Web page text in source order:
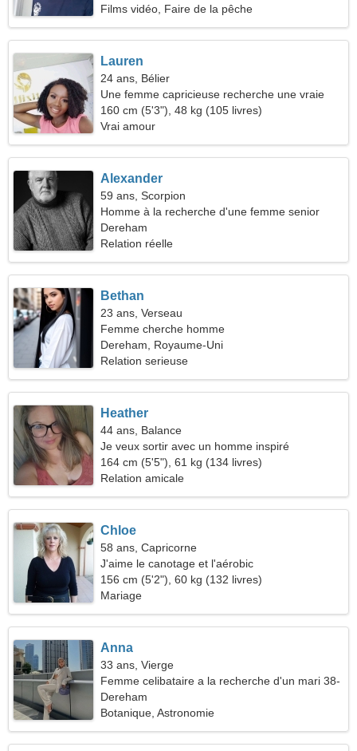
Films vidéo, Faire de la pêche
Lauren
24 ans, Bélier
Une femme capricieuse recherche une vraie
relation
160 cm (5'3"), 48 kg (105 livres)
Vrai amour
Alexander
59 ans, Scorpion
Homme à la recherche d'une femme senior
Dereham
Relation réelle
Bethan
23 ans, Verseau
Femme cherche homme
Dereham, Royaume-Uni
Relation serieuse
Heather
44 ans, Balance
Je veux sortir avec un homme inspiré
164 cm (5'5"), 61 kg (134 livres)
Relation amicale
Chloe
58 ans, Capricorne
J'aime le canotage et l'aérobic
156 cm (5'2"), 60 kg (132 livres)
Mariage
Anna
33 ans, Vierge
Femme celibataire a la recherche d'un mari 38-
40
Dereham
Botanique, Astronomie